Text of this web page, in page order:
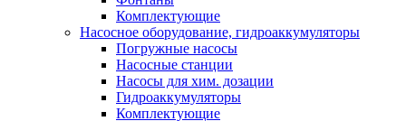
Комплектующие
Насосное оборудование, гидроаккумуляторы
Погружные насосы
Насосные станции
Насосы для хим. дозации
Гидроаккумуляторы
Комплектующие